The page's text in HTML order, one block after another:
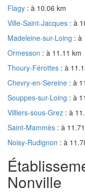
Flagy : à 10.06 km
Ville-Saint-Jacques : à
Madeleine-sur-Loing : à
Ormesson : à 11.11 km
Thoury-Férottes : à
Chevry-en-Sereine : à
Souppes-sur-Loing : à
Villiers-sous-Grez : à
Saint-Mammès : à
Noisy-Rudignon : à
Nonville